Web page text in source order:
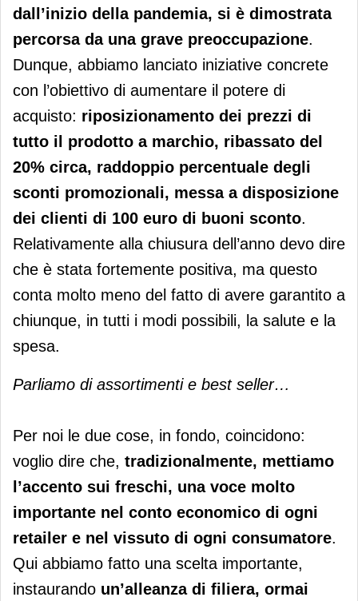
dall’inizio della pandemia, si è dimostrata
percorsa da una grave preoccupazione.
Dunque, abbiamo lanciato iniziative concrete
con l’obiettivo di aumentare il potere di
acquisto: riposizionamento dei prezzi di
tutto il prodotto a marchio, ribassato del
20% circa, raddoppio percentuale degli
sconti promozionali, messa a disposizione
dei clienti di 100 euro di buoni sconto.
Relativamente alla chiusura dell’anno devo dire
che è stata fortemente positiva, ma questo
conta molto meno del fatto di avere garantito a
chiunque, in tutti i modi possibili, la salute e la
spesa.
Parliamo di assortimenti e best seller…
Per noi le due cose, in fondo, coincidono:
voglio dire che, tradizionalmente, mettiamo
l’accento sui freschi, una voce molto
importante nel conto economico di ogni
retailer e nel vissuto di ogni consumatore.
Qui abbiamo fatto una scelta importante,
instaurando un’alleanza di filiera, ormai